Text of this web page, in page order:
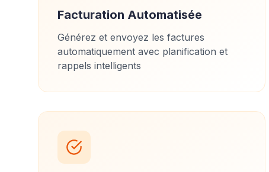
Facturation Automatisée
Générez et envoyez les factures
automatiquement avec planification et
rappels intelligents